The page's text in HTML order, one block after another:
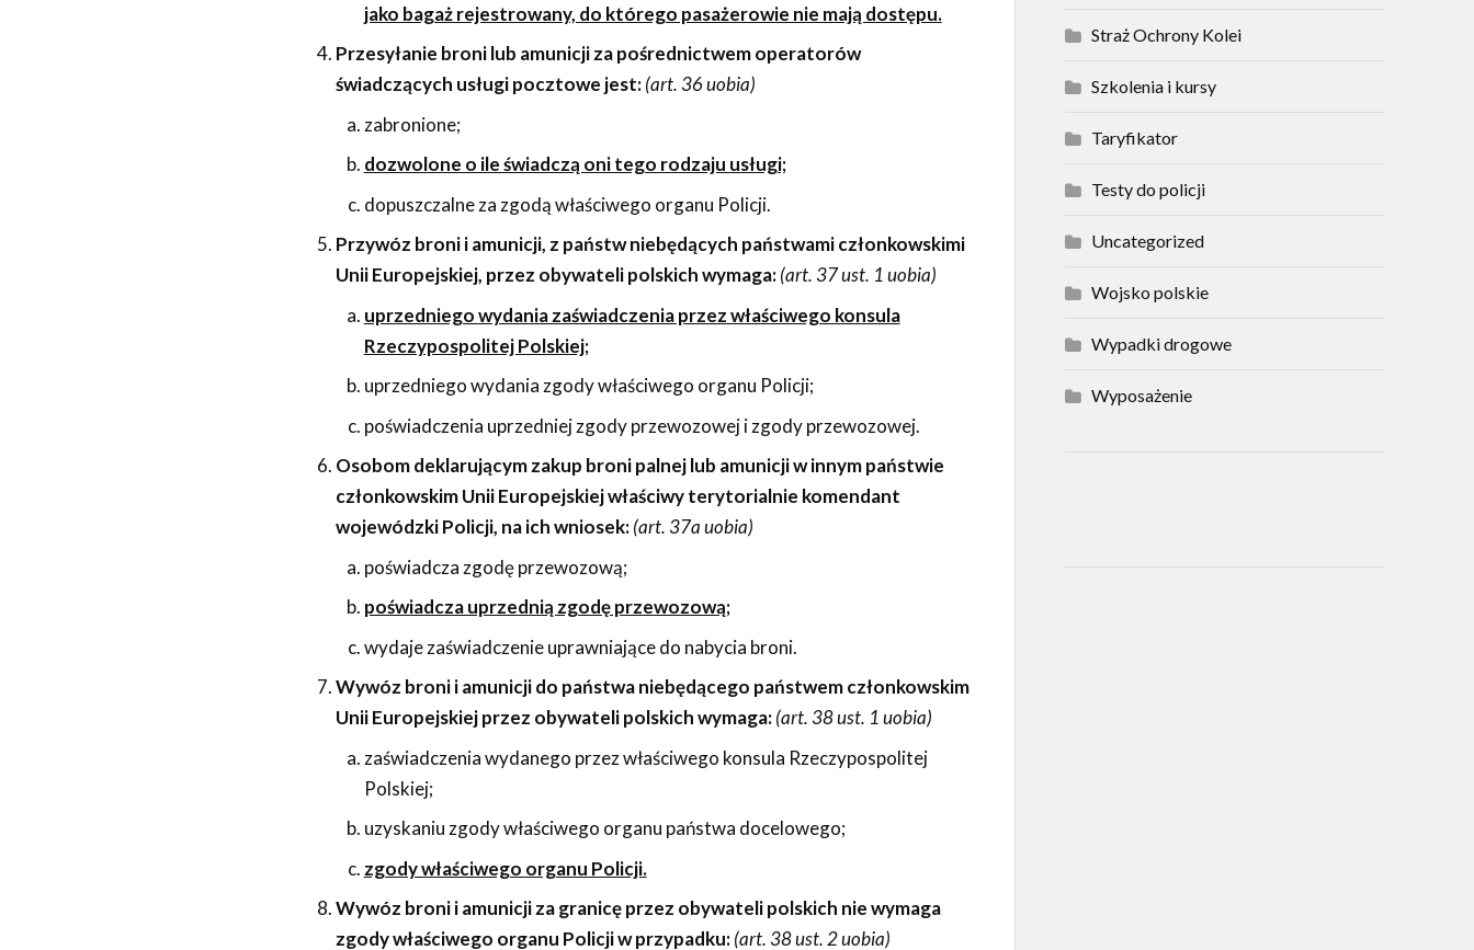
jako bagaż rejestrowany, do którego pasażerowie nie mają dostępu.
Przesyłanie broni lub amunicji za pośrednictwem operatorów
świadczących usługi pocztowe jest:(art. 36 uobia)
zabronione;
dozwolone o ile świadczą oni tego rodzaju usługi;
dopuszczalne za zgodą właściwego organu Policji.
Przywóz broni i amunicji, z państw niebędących państwami członkowskimi
Unii Europejskiej, przez obywateli polskich wymaga:(art. 37 ust. 1 uobia)
uprzedniego wydania zaświadczenia przez właściwego konsula
Rzeczypospolitej Polskiej;
uprzedniego wydania zgody właściwego organu Policji;
poświadczenia uprzedniej zgody przewozowej i zgody przewozowej.
Osobom deklarującym zakup broni palnej lub amunicji w innym państwie
członkowskim Unii Europejskiej właściwy terytorialnie komendant
wojewódzki Policji, na ich wniosek:(art. 37a uobia)
poświadcza zgodę przewozową;
poświadcza uprzednią zgodę przewozową;
wydaje zaświadczenie uprawniające do nabycia broni.
Wywóz broni i amunicji do państwa niebędącego państwem członkowskim
Unii Europejskiej przez obywateli polskich wymaga:(art. 38 ust. 1 uobia)
zaświadczenia wydanego przez właściwego konsula Rzeczypospolitej
Polskiej;
uzyskaniu zgody właściwego organu państwa docelowego;
zgody właściwego organu Policji.
Wywóz broni i amunicji za granicę przez obywateli polskich nie wymaga
zgody właściwego organu Policji w przypadku:(art. 38 ust. 2 uobia)
Straż Ochrony Kolei
Szkolenia i kursy
Taryfikator
Testy do policji
Uncategorized
Wojsko polskie
Wypadki drogowe
Wyposażenie